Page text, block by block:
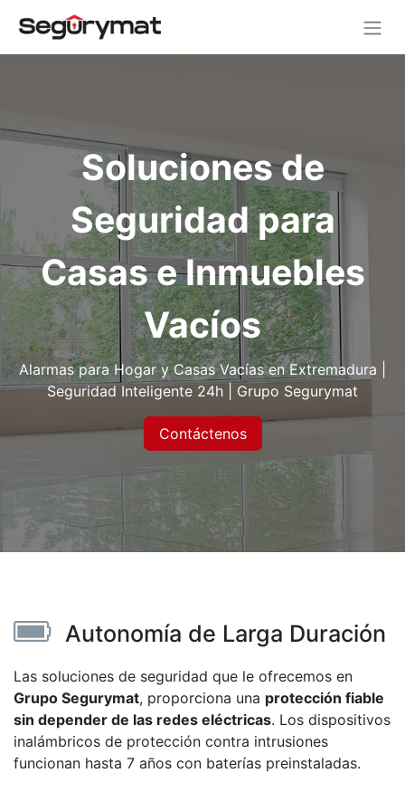
Soluciones de
Seguridad para
Casas e Inmuebles
Vacíos
Alarmas para Hogar y Casas Vacías en Extremadura |
Seguridad Inteligente 24h | Grupo Segurymat
Contáctenos
Autonomía de Larga Duración
Las soluciones de seguridad que le ofrecemos en
Grupo Segurymat, proporciona una protección fiable
sin depender de las redes eléctricas. Los dispositivos
inalámbricos de protección contra intrusiones
funcionan hasta 7 años con baterías preinstaladas.